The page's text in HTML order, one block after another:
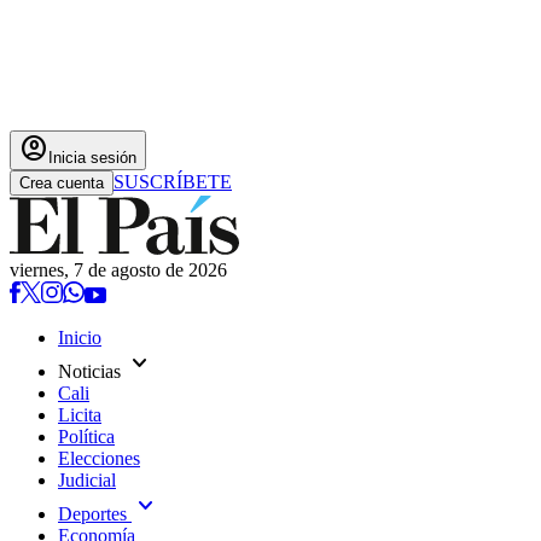
account_circle Inicia sesión
Crea cuenta SUSCRÍBETE
viernes, 7 de agosto de 2026
Inicio
Noticias expand_more
Cali
Licita
Política
Elecciones
Judicial
Deportes expand_more
Economía